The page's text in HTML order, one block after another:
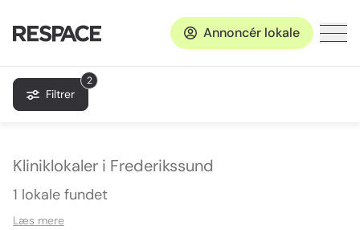
Annoncér lokale
2
Filtrer
Kliniklokaler i Frederikssund
1 lokale fundet
Læs mere